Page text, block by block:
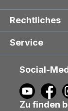
Rechtliches
Service
Social-
Zu finden